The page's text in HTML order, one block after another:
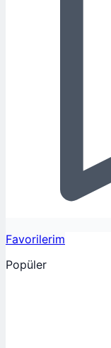
Favorilerim
Popüler